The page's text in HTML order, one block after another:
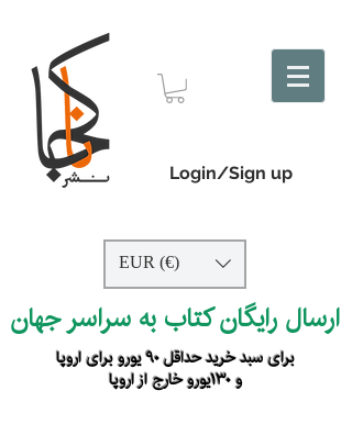
Login/Sign up
EUR (€)
ارسال رایگان کتاب به سراسر جهان
برای سبد خرید حداقل ۹۰ یورو برای اروپا
و ۱۳۰یورو خارج از اروپا